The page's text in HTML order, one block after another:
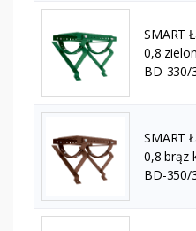
SMART
0,8
BD-330/
SMART
0,8 brąz
BD-350/